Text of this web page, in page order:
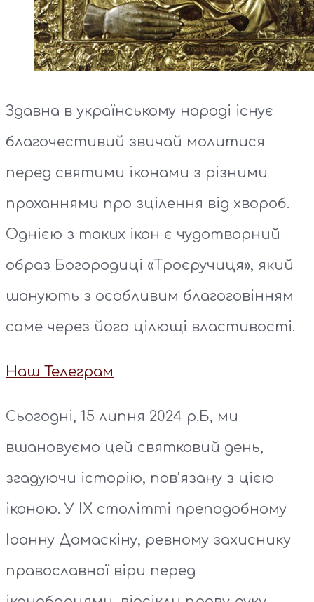
Здавна в українському народі існує
благочестивий звичай молитися
перед святими іконами з різними
проханнями про зцілення від хвороб.
Однією з таких ікон є чудотворний
образ Богородиці «Троєручиця», який
шанують з особливим благоговінням
саме через його цілющі властивості.
Наш Телеграм
Сьогодні, 15 липня 2024 р.Б, ми
вшановуємо цей святковий день,
згадуючи історію, пов’язану з цією
іконою. У IX столітті преподобному
Іоанну Дамаскіну, ревному захиснику
православної віри перед